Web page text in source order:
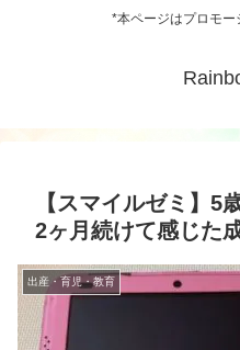
*本ページはプロモ
【スマイルゼミ】5
2ヶ月続けて感じた
出産・育児・教育